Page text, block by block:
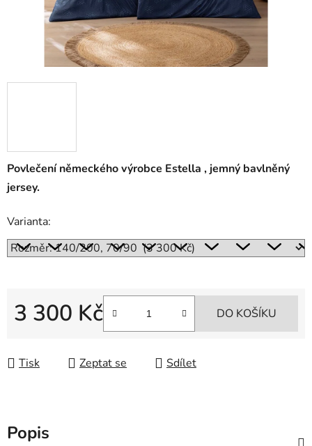
Povlečení německého výrobce Estella , jemný bavlněný
jersey.
Varianta:
3 300 Kč DO KOŠÍKU
Tisk Zeptat se Sdílet
Popis